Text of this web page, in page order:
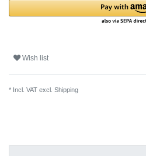
Wish list
* Incl. VAT excl. Shipping